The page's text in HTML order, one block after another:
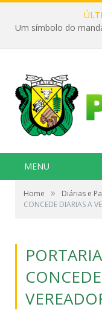
MENU
Home » Diárias e
CONCEDE DIARIAS A